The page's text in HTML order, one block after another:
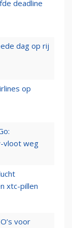
deadline
dag op rij
op
vloot weg
xtc-pillen
voor